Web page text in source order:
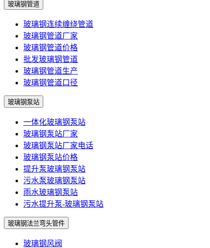
玻璃钢管道
玻璃钢连续缠绕管道
玻璃钢管道厂家
玻璃钢管道价格
批发玻璃钢管道
玻璃钢管道生产
玻璃钢管道口径
玻璃钢泵站
一体化玻璃钢泵站
玻璃钢泵站厂家
玻璃钢泵站厂家电话
玻璃钢泵站价格
提升泵玻璃钢泵站
污水泵玻璃钢泵站
雨水玻璃钢泵站
污水提升泵-玻璃钢泵站
玻璃钢法兰弯头管件
玻璃钢风阀